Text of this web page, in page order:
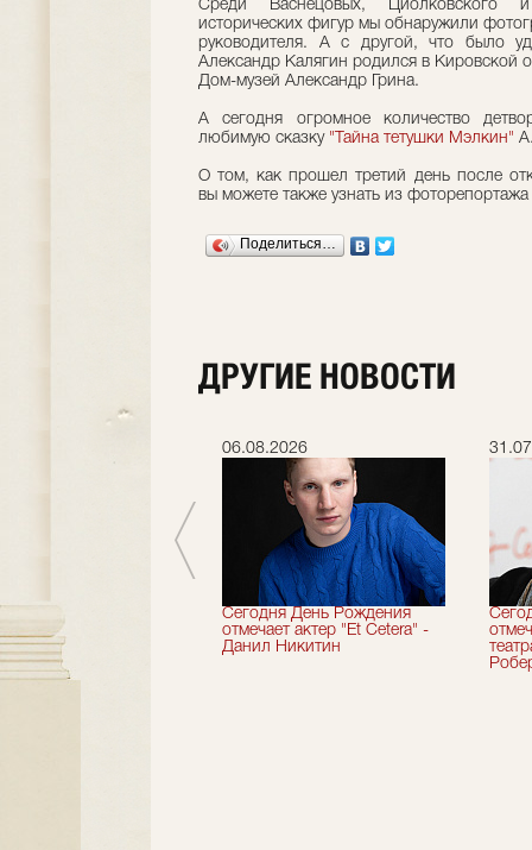
Среди Васнецовых, Циолковского
исторических фигур мы обнаружили
руководителя. А с другой, что было
Александр Калягин родился в Кировской
Дом-музей Александр Грина.
А сегодня огромное количество
любимую сказку "Тайна тетушки Мэлкин"
О том, как прошел третий день после
вы можете также узнать из
Поделиться…
ДРУГИЕ НОВОСТИ
сезон!
06.08.2026
Сегодня День Рождения
отмечает актер "Et Cetera" -
Данил Никитин